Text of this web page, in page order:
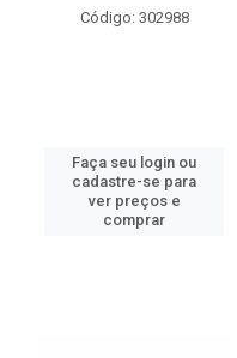
Código: 302988
Faça seu login ou
cadastre-se para
ver preços e
comprar